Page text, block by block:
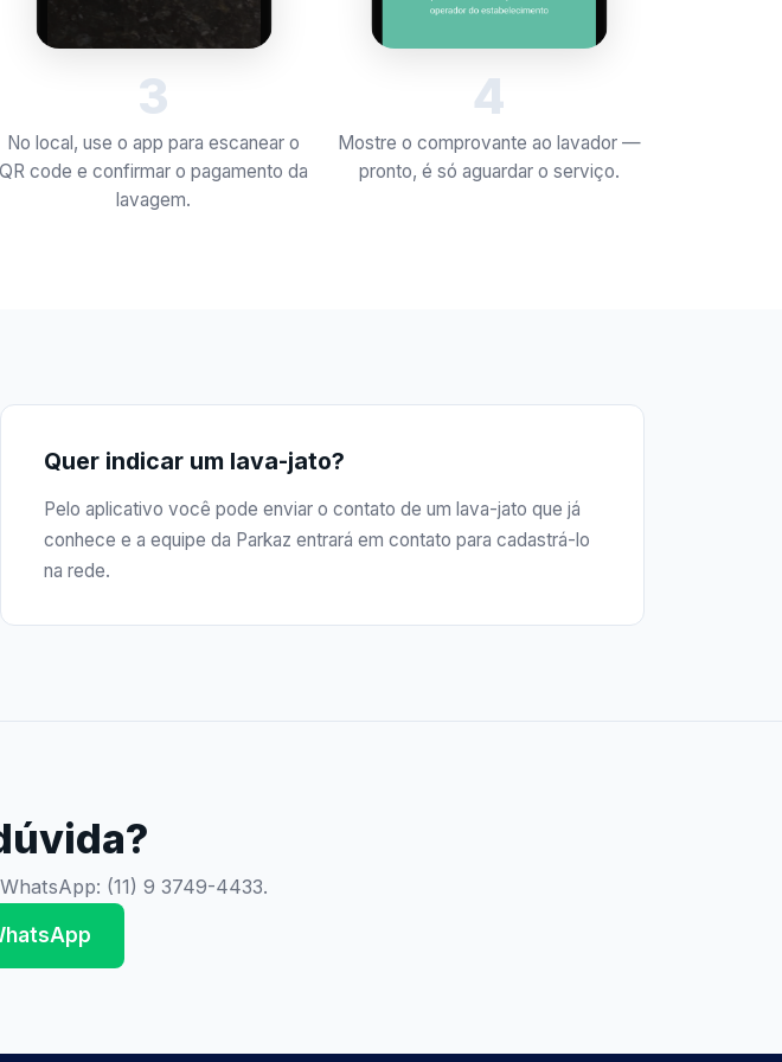
3
No local, use o app para escanear o
QR code e confirmar o pagamento da
lavagem.
4
Mostre o comprovante ao lavador —
pronto, é só aguardar o serviço.
Quer indicar um lava-jato?
Pelo aplicativo você pode enviar o contato de um lava-jato que já
conhece e a equipe da Parkaz entrará em contato para cadastrá-lo
na rede.
(11) 9 3749-4433.